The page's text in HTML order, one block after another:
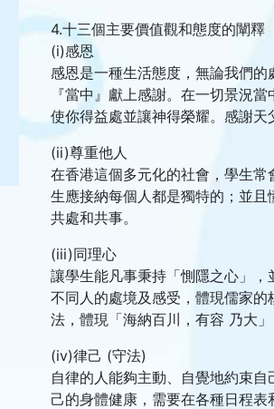
4.十三個主要價值觀和態度的闡釋
(i)感恩
感恩是一種生活態度，無論我們
『當中』獻上感謝。在一切景況
使你得益處並讓神得榮耀。感謝天
(ii)尊重他人
在香港這個多元化的社會，學生
生應接納每個人都是獨特的；並
共處和共事。
(iii)同理心
讓學生能凡事秉持「惻隱之心」
不同人的處境及感受，體現儒家
法，體現「海納百川，有容 乃大」
(iv)律己 (守法)
自律的人能夠主動、自覺地約束
己的身體健康，需要在各種日程